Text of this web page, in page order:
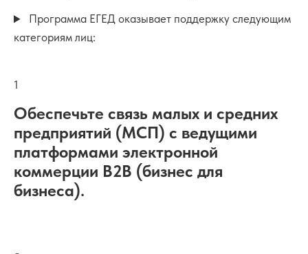
Программа ЕГЕД оказывает поддержку следующим
категориям лиц:
1
Обеспечьте связь малых и средних
предприятий (МСП) с ведущими
платформами электронной
коммерции B2B (бизнес для
бизнеса).